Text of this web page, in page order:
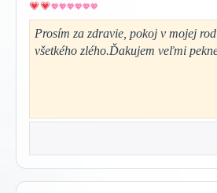
Prosím za zdravie, pokoj v mojej
všetkého zlého.Ďakujem veľmi